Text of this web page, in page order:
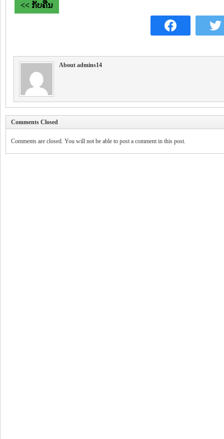
<< ກັບຄືນ
About admins14
Comments Closed
Comments are closed. You will not be able to post a comment in this post.